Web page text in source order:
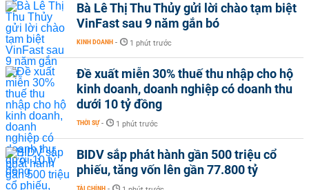
Bà Lê Thị Thu Thủy gửi lời chào tạm biệt
VinFast sau 9 năm gắn bó
KINH DOANH - 1 phút trước
Đề xuất miễn 30% thuế thu nhập cho hộ
kinh doanh, doanh nghiệp có doanh thu
dưới 10 tỷ đồng
THỜI SỰ - 1 phút trước
BIDV sắp phát hành gần 500 triệu cổ
phiếu, tăng vốn lên gần 77.800 tỷ
TÀI CHÍNH